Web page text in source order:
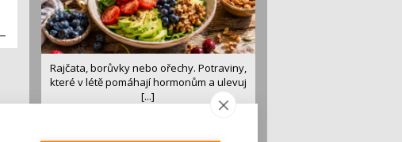
Rajčata, borůvky nebo ořechy. Potraviny,
které v létě pomáhají hormonům a ulevuj
[...]